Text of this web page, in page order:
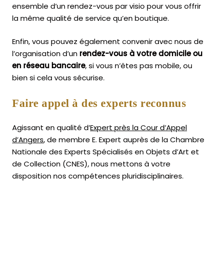
ensemble d’un rendez-vous par visio pour vous offrir
la même qualité de service qu’en boutique.
Enfin, vous pouvez également convenir avec nous de
l’organisation d’un rendez-vous à votre domicile ou
en réseau bancaire, si vous n’êtes pas mobile, ou
bien si cela vous sécurise.
Faire appel à des experts reconnus
Agissant en qualité d’Expert près la Cour d’Appel
d’Angers, de membre E. Expert auprès de laChambre
Nationale des Experts Spécialisés en Objets d’Art et
de Collection (CNES),nous mettons à votre
disposition nos compétences pluridisciplinaires.